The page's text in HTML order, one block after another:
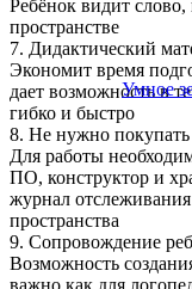
Ребёнок видит слово,
пространстве
7. Дидактический
Экономит время
дает возможность в
гибко и быстро
8. Не нужно покупать
Для работы
ПО, конструктор и
журнал
пространства
9. Сопровождение
Возможность
важно как для